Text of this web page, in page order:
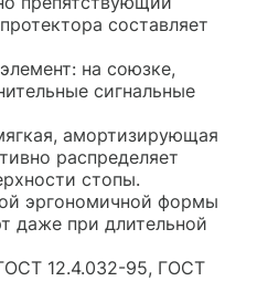
составляет
на союзке,
сигнальные
амортизирующая
распределяет
стопы.
эргономичной формы
даже при длительной
12.4.032-95, ГОСТ